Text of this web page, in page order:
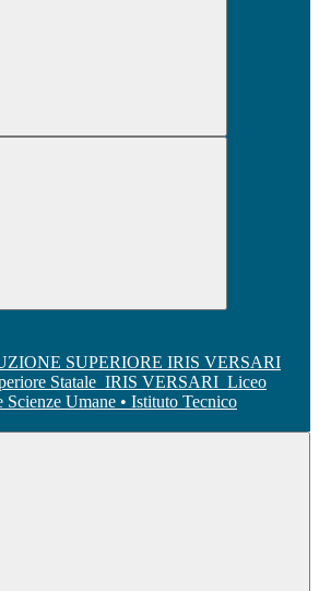
Statale IRIS VERSARI Liceo
Umane • Istituto Tecnico